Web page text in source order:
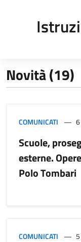
Novità (19)
COMUNICATI
Scuole,
esterne.
Polo Tombari
COMUNICATI